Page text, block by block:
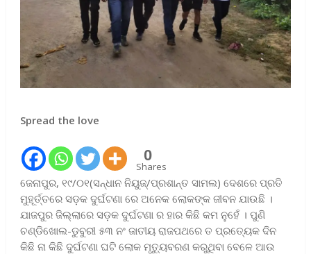
Spread the love
0
Shares
ଜେନାପୁର, ୧୯/୦୧(ସନ୍ଧାନ ନିୟୁଜ୍/ପ୍ରଶାନ୍ତ ସାମଲ) ଦେଶରେ ପ୍ରତି
ମୁହୂର୍ତ୍ତରେ ସଡ଼କ ଦୁର୍ଘଟଣା ରେ ଅନେକ ଲୋକଙ୍କ ଜୀବନ ଯାଉଛି ।
ଯାଜପୁର ଜିଲ୍ଲାରେ ସଡ଼କ ଦୁର୍ଘଟଣା ର ହାର କିଛି କମ ନୁହେଁ । ପୁଣି
ଚଣ୍ଡିଖୋଲ-ଡୁବୁରୀ ୫୩ ନଂ ଜାତୀୟ ରାଜପଥରେ ତ ପ୍ରତ୍ୟେକ ଦିନ
କିଛି ନା କିଛି ଦୁର୍ଘଟଣା ଘଟି ଲୋକ ମୃତ୍ୟୁବରଣ କରୁଥିବା ବେଳେ ଆଉ